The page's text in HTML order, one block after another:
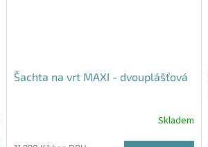
Šachta na vrt MAXI - dvouplášťová
Skladem